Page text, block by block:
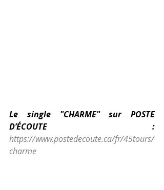
Le single "CHARME" sur POSTE
https://www.postedecoute.ca/fr/45tours/
charme